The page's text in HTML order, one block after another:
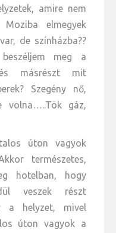
amire nem
elmegyek
de színházba??
meg a
másrészt mit
Szegény nő,
volna…..Tök gáz,
úton vagyok
természetes,
hotelban, hogy
veszek részt
a helyzet, mivel
úton vagyok a